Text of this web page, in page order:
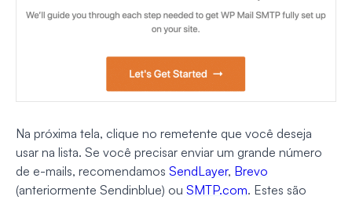
Na próxima tela, clique no remetente que você deseja
usar na lista. Se você precisar enviar um grande número
de e-mails, recomendamos SendLayer, Brevo
(anteriormente Sendinblue) ou SMTP.com. Estes são